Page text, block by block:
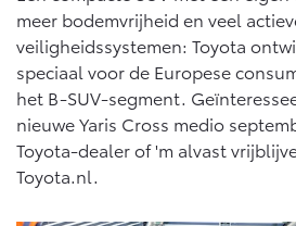
bZ4X
BATTERIJ-ELEKTRISCH
Connected check
Navigatie updates
meer bodemvrijheid en veel
veiligheidssystemen: Toyota
speciaal voor de Europese
het B-SUV-segment.
nieuwe Yaris Cross medio
Toyota-dealer of 'm alvast
Toyota.nl.